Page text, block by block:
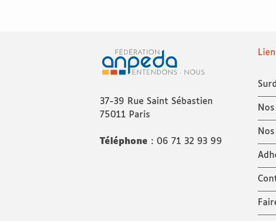
37-39 Rue Saint Sébastien
75011 Paris
Téléphone : 06 71 32 93 99